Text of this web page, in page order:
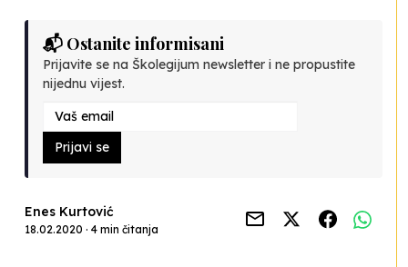
📬 Ostanite informisani
Prijavite se na Školegijum newsletter i ne propustite
nijednu vijest.
Prijavi se
Enes Kurtović
18.02.2020 · 4 min čitanja